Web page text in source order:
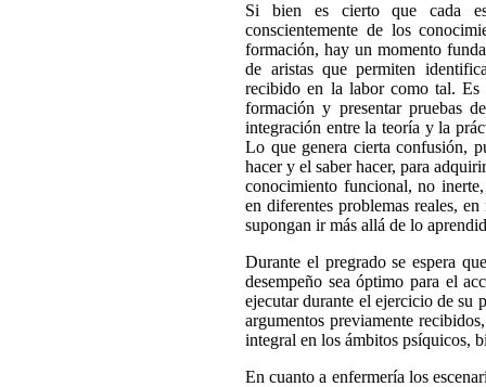
Si bien es cierto que cada
conscientemente de los
formación, hay un momento
de aristas que permiten
recibido en la labor como tal. Es
formación y presentar pruebas
integración entre la teoría y la
Lo que genera cierta confusión,
hacer y el saber hacer, para
conocimiento funcional, no
en diferentes problemas reales,
supongan ir más allá de lo
Durante el pregrado se espera
desempeño sea óptimo para el
ejecutar durante el ejercicio de su
argumentos previamente
integral en los ámbitos psíquicos,
En cuanto a enfermería los